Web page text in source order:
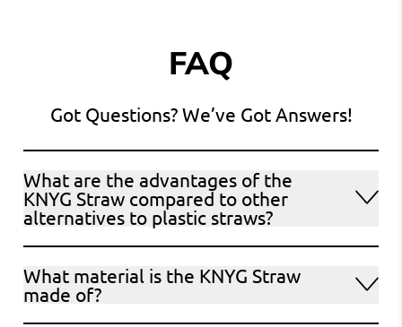
FAQ
Got Questions? We’ve Got Answers!
What are the advantages of the
KNYG Straw compared to other
alternatives to plastic straws?
What material is the KNYG Straw
made of?